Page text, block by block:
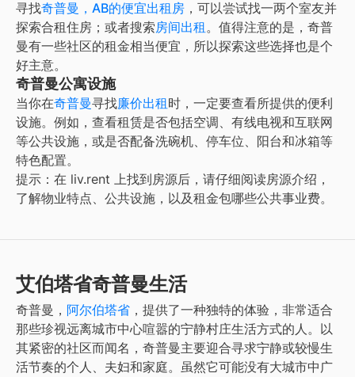
寻找奇普曼，AB的便宜出租房 ，可以尝试找一两个室友并
探索合租住房；或者搜索房间出租。值得注意的是，奇普
曼有一些社区的租金相当便宜，所以探索这些选择也是个
好主意。
奇普曼公寓设施
当你在奇普曼寻找廉价出租时，一定要查看所提供的便利
设施。例如，查看租赁是否包括空调、有线电视和互联网
等公共设施，或是否配备洗碗机、停车位、阳台和冰箱等
特色配置。
提示：在 liv.rent 上找到房源后，请仔细阅读房源介绍，
了解物业特点、公共设施，以及租金包哪些公共事业费。
艾伯塔省奇普曼生活
奇普曼， 阿尔伯塔省 ，提供了一种独特的体验，非常适合
那些珍视远离城市中心喧嚣的宁静村庄生活方式的人。以
其紧密的社区而闻名，奇普曼主要迎合寻求宁静或较慢生
活节奏的个人、夫妇和家庭。虽然它可能没有大城市中广